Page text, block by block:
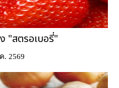
"สตรอเบอรี่"
. 2569